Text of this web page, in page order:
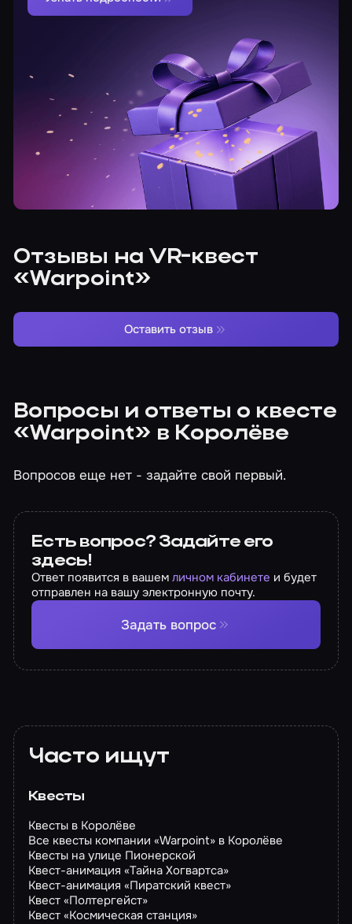
Отзывы на VR-квест
«Warpoint»
Оставить отзыв
Вопросы и ответы о квесте
«Warpoint» в Королёве
Вопросов еще нет - задайте свой первый.
Есть вопрос? Задайте его
здесь!
Ответ появится в вашемличном кабинете и будет
отправлен на вашу электронную почту.
Задать вопрос
Часто ищут
Квесты
Квесты в Королёве
Все квесты компании «Warpoint» в Королёве
Квесты на улице Пионерской
Квест-анимация «Тайна Хогвартса»
Квест-анимация «Пиратский квест»
Квест «Полтергейст»
Квест «Космическая станция»